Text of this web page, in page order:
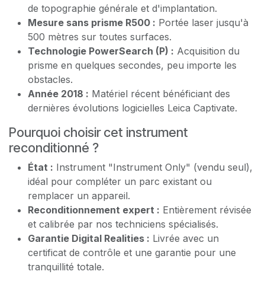
de topographie générale et d'implantation.
Mesure sans prisme R500 : Portée laser jusqu'à
500 mètres sur toutes surfaces.
Technologie PowerSearch (P) : Acquisition du
prisme en quelques secondes, peu importe les
obstacles.
Année 2018 : Matériel récent bénéficiant des
dernières évolutions logicielles Leica Captivate.
Pourquoi choisir cet instrument
reconditionné ?
État : Instrument "Instrument Only" (vendu seul),
idéal pour compléter un parc existant ou
remplacer un appareil.
Reconditionnement expert : Entièrement révisée
et calibrée par nos techniciens spécialisés.
Garantie Digital Realities : Livrée avec un
certificat de contrôle et une garantie pour une
tranquillité totale.